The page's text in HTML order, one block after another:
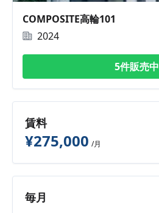
COMPOSITE高輪101
2024
5件販売中
賃料
¥275,000 /月
毎月